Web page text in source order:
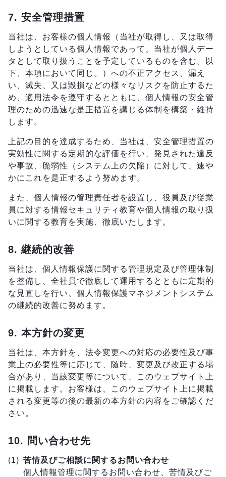
7. 安全管理措置
当社は、お客様の個人情報（当社が取得し、又は取得
しようとしている個人情報であって、当社が個人デー
タとして取り扱うことを予定しているものを含む。以
下、本項において同じ。）への不正アクセス、漏え
い、滅失、又は毀損などの様々なリスクを防止するた
め、適用法令を遵守するとともに、個人情報の安全管
理のための迅速な是正措置を講じる体制を構築・維持
します。
上記の目的を達成するため、当社は、安全管理措置の
実効性に関する定期的な評価を行い、発見された違反
や事故、脆弱性（システム上の欠陥）に対して、速や
かにこれを是正するよう努めます。
また、個人情報の管理責任者を設置し、役員及び従業
員に対する情報セキュリティ教育や個人情報の取り扱
いに関する教育を実施、徹底いたします。
8. 継続的改善
当社は、個人情報保護に関する管理規定及び管理体制
を整備し、全社員で徹底して運用するとともに定期的
な見直しを行い、個人情報保護マネジメントシステム
の継続的改善に努めます。
9. 本方針の変更
当社は、本方針を、法令変更への対応の必要性及び事
業上の必要性等に応じて、随時、変更及び改正する場
合があり、当該変更等について、このウェブサイト上
に掲載します。お客様は、このウェブサイト上に掲載
される変更等の後の最新の本方針の内容をご確認くだ
さい。
10. 問い合わせ先
苦情及びご相談に関するお問い合わせ
個人情報管理に関するお問い合わせ、苦情及びご